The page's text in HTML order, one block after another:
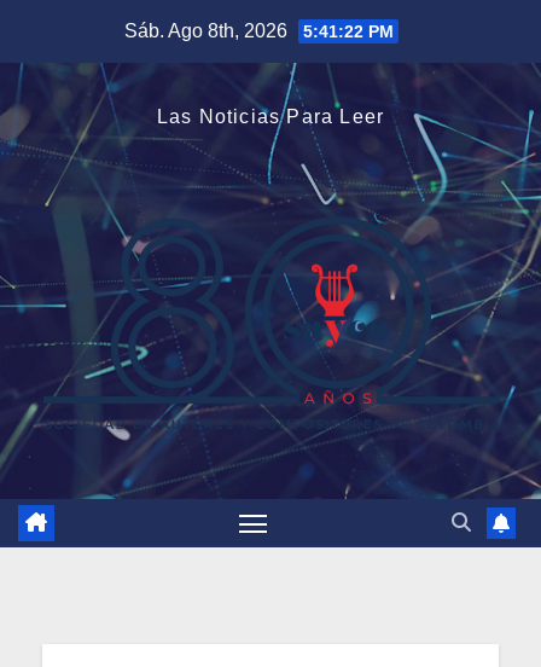
contenido
Sáb. Ago 8th, 2026 5:41:23 PM
Las Noticias Para Leer